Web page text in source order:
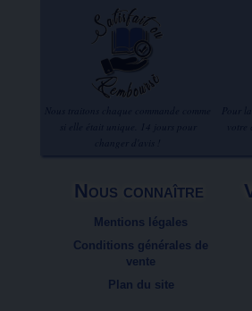
Nous connaître
Mentions légales
Conditions générales de
vente
Plan du site